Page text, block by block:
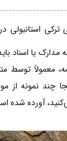
استانبولی
یا اسناد
معمولاً توسط
چند نمونه از
آورده شده